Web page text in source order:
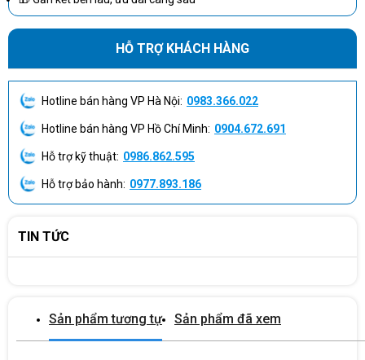
Thiết kế mỏng nhẹ, vỏ kim loại sang trọng, bền bỉ
HỖ TRỢ KHÁCH HÀNG
Hotline bán hàng VP Hà Nội: 0983.366.022
Hotline bán hàng VP Hồ Chí Minh: 0904.672.691
Hỗ trợ kỹ thuật: 0986.862.595
Hỗ trợ bảo hành: 0977.893.186
TIN TỨC
Sản phẩm tương tự Sản phẩm đã xem